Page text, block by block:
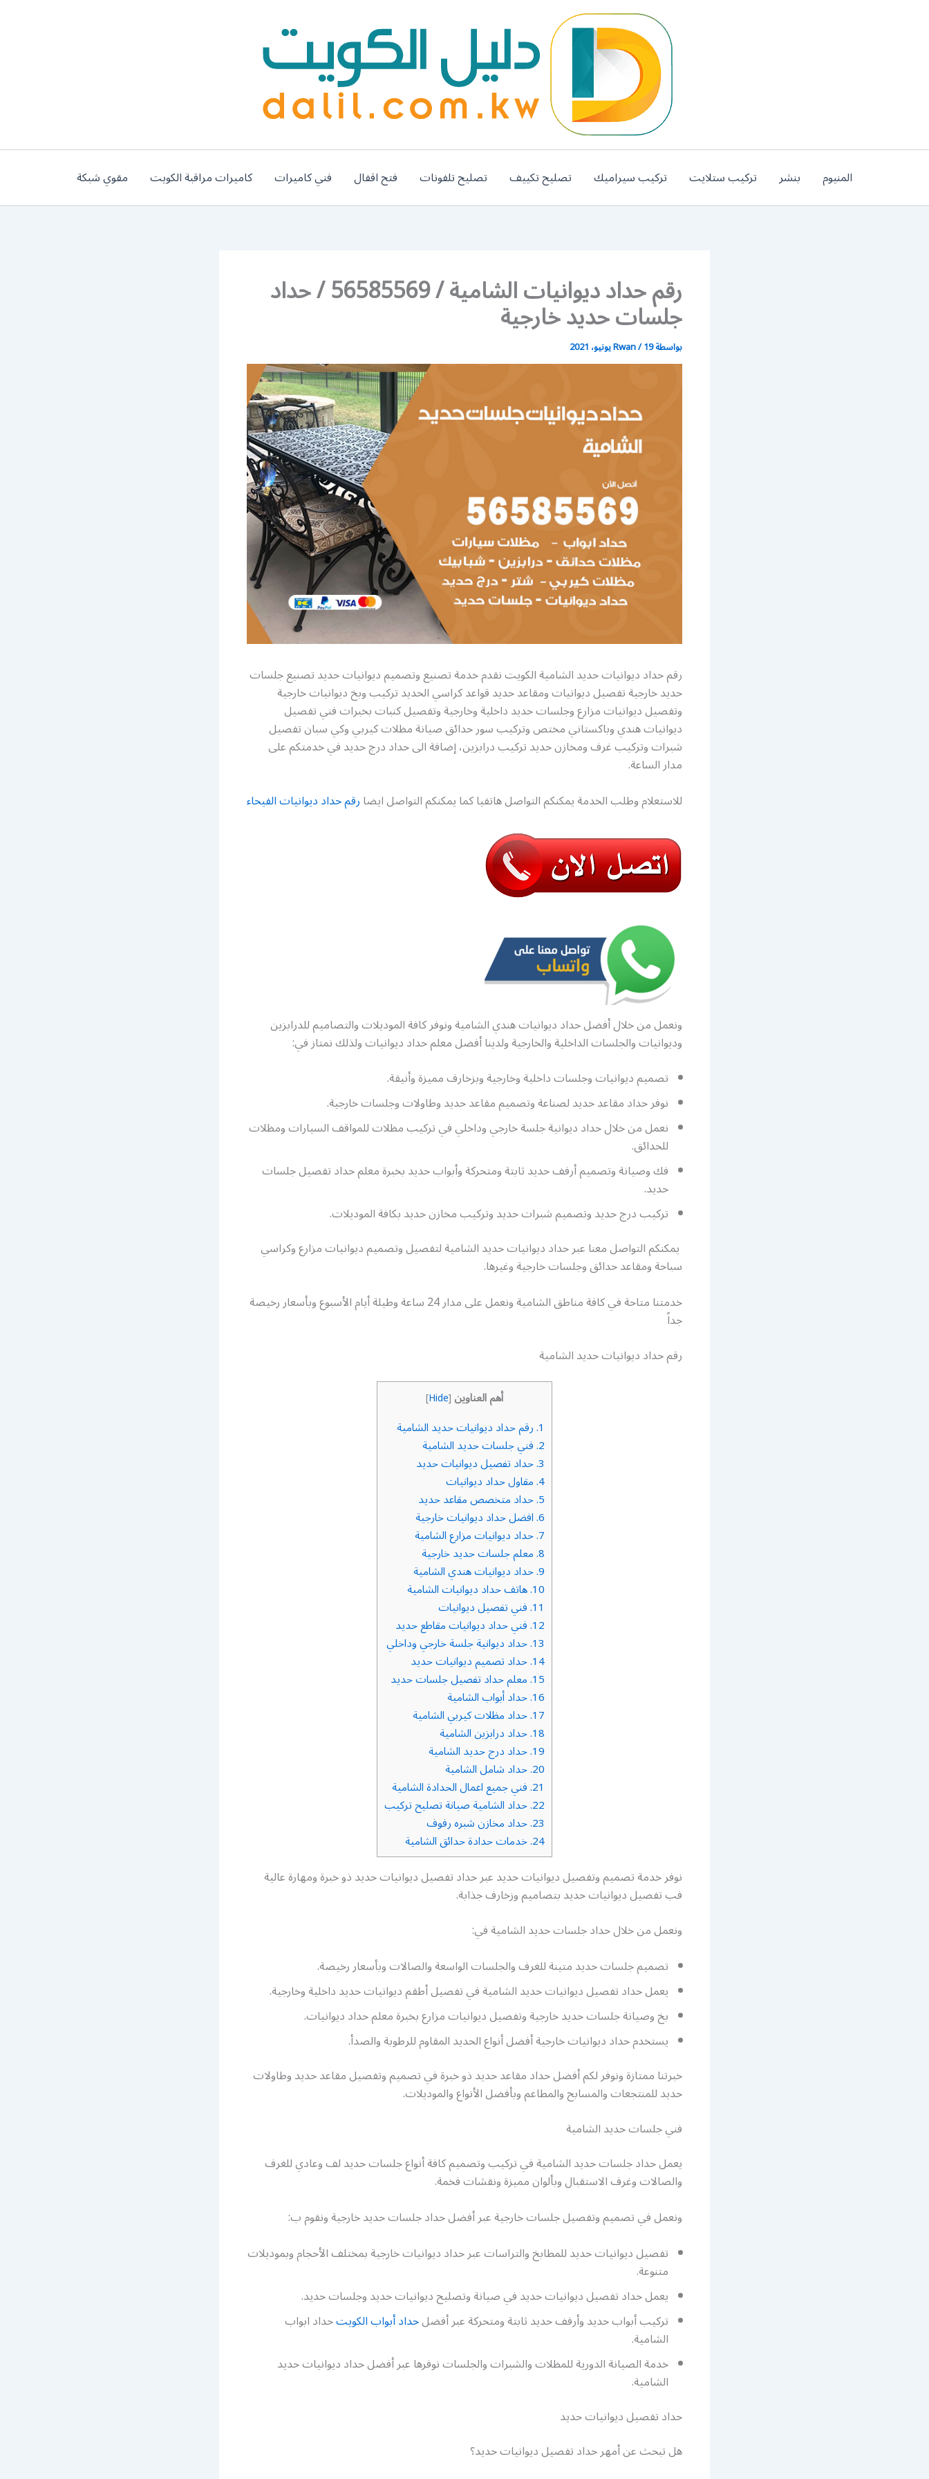
المنيوم بنشر تركيب ستلايت تركيب سيراميك تصليح تكييف تصليح تلفونات فتح اقفال فني كاميرات كاميرات مراقبة الكويت مقوي شبكة
رقم حداد ديوانيات الشامية / 56585569 / حداد
جلسات حديد خارجية
بواسطة Rwan/19 يونيو، 2021
رقم حداد ديوانيات حديد الشامية الكويت نقدم خدمة تصنيع وتصميم ديوانيات حديد تصنيع جلسات
حديد خارجية تفصيل ديوانيات ومقاعد حديد قواعد كراسي الحديد تركيب وبخ ديوانيات خارجية
وتفصيل ديوانيات مزارع وجلسات حديد داخلية وخارجية وتفصيل كنبات بخبرات فني تفصيل
ديوانيات هندي وباكستاني مختص وتركيب سور حدائق صيانة مظلات كيربي وكي سبان تفصيل
شبرات وتركيب غرف ومخازن حديد تركيب درابزين، إضافة الى حداد درج حديد في خدمتكم على
مدار الساعة.
للاستعلام وطلب الخدمة يمكنكم التواصل هاتفيا كما يمكنكم التواصل ايضارقم حداد ديوانيات الفيحاء
ونعمل من خلال أفضل حداد ديوانيات هندي الشامية ونوفر كافة الموديلات والتصاميم للدرابزين
وديوانيات والجلسات الداخلية والخارجية ولدينا أفضل معلم حداد ديوانيات ولذلك نمتاز في:
تصميم ديوانيات وجلسات داخلية وخارجية وبزخارف مميزة وأنيقة.
نوفر حداد مقاعد حديد لصناعة وتصميم مقاعد حديد وطاولات وجلسات خارجية.
نعمل من خلال حداد ديوانية جلسة خارجي وداخلي في تركيب مظلات للمواقف السيارات ومظلات
للحدائق.
فك وصيانة وتصميم أرفف حديد ثابتة ومتحركة وأبواب حديد بخبرة معلم حداد تفصيل جلسات
حديد.
تركيب درج حديد وتصميم شبرات حديد وتركيب مخازن حديد بكافة الموديلات.
يمكنكم التواصل معنا عبر حداد ديوانيات حديد الشامية لتفصيل وتصميم ديوانيات مزارع وكراسي
سباحة ومقاعد حدائق وجلسات خارجية وغيرها.
خدمتنا متاحة في كافة مناطق الشامية ونعمل على مدار 24 ساعة وطيلة أيام الأسبوع وبأسعار رخيصة
جداً
رقم حداد ديوانيات حديد الشامية
أهم العناوين [
Hide
]
1. رقم حداد ديوانيات حديد الشامية
2. فني جلسات حديد الشامية
3. حداد تفصيل ديوانيات حديد
4. مقاول حداد ديوانيات
5. حداد متخصص مقاعد حديد
6. افضل حداد ديوانيات خارجية
7. حداد ديوانيات مزارع الشامية
8. معلم جلسات حديد خارجية
9. حداد ديوانيات هندي الشامية
10. هاتف حداد ديوانيات الشامية
11. فني تفصيل ديوانيات
12. فني حداد ديوانيات مقاطع حديد
13. حداد ديوانية جلسة خارجي وداخلي
14. حداد تصميم ديوانيات حديد
15. معلم حداد تفصيل جلسات حديد
16. حداد أبواب الشامية
17. حداد مظلات كيربي الشامية
18. حداد درابزين الشامية
19. حداد درج حديد الشامية
20. حداد شامل الشامية
21. فني جميع اعمال الحدادة الشامية
22. حداد الشامية صيانة تصليح تركيب
23. حداد مخازن شبره رفوف
24. خدمات حدادة حدائق الشامية
نوفر خدمة تصميم وتفصيل ديوانيات حديد عبر حداد تفصيل ديوانيات حديد ذو خبرة ومهارة عالية
فب تفصيل ديوانيات حديد بتصاميم وزخارف جذابة.
ونعمل من خلال حداد جلسات حديد الشامية في:
تصميم جلسات حديد متينة للغرف والجلسات الواسعة والصالات وبأسعار رخيصة.
يعمل حداد تفصيل ديوانيات حديد الشامية في تفصيل أطقم ديوانيات حديد داخلية وخارجية.
بخ وصيانة جلسات حديد خارجية وتفصيل ديوانيات مزارع بخبرة معلم حداد ديوانيات.
يستخدم حداد ديوانيات خارجية أفضل أنواع الحديد المقاوم للرطوبة والصدأ.
خبرتنا ممتازة ونوفر لكم أفضل حداد مقاعد حديد ذو خبرة في تصميم وتفصيل مقاعد حديد وطاولات
حديد للمنتجعات والمسابح والمطاعم وبأفضل الأنواع والموديلات.
فني جلسات حديد الشامية
يعمل حداد جلسات حديد الشامية في تركيب وتصميم كافة أنواع جلسات حديد لف وعادي للغرف
والصالات وغرف الاستقبال وبألوان مميزة ونقشات فخمة.
ونعمل في تصميم وتفصيل جلسات خارجية عبر أفضل حداد جلسات حديد خارجية ونقوم ب:
تفصيل ديوانيات حديد للمطابخ والتراسات عبر حداد ديوانيات خارجية بمختلف الأحجام وبموديلات
متنوعة.
يعمل حداد تفصيل ديوانيات حديد في صيانة وتصليح ديوانيات حديد وجلسات حديد.
تركيب أبواب حديد وأرفف حديد ثابتة ومتحركة عبر أفضلحداد أبواب الكويتحداد ابواب
الشامية.
خدمة الصيانة الدورية للمظلات والشبرات والجلسات نوفرها عبر أفضل حداد ديوانيات حديد
الشامية.
حداد تفصيل ديوانيات حديد
هل تبحث عن أمهر حداد تفصيل ديوانيات حديد؟